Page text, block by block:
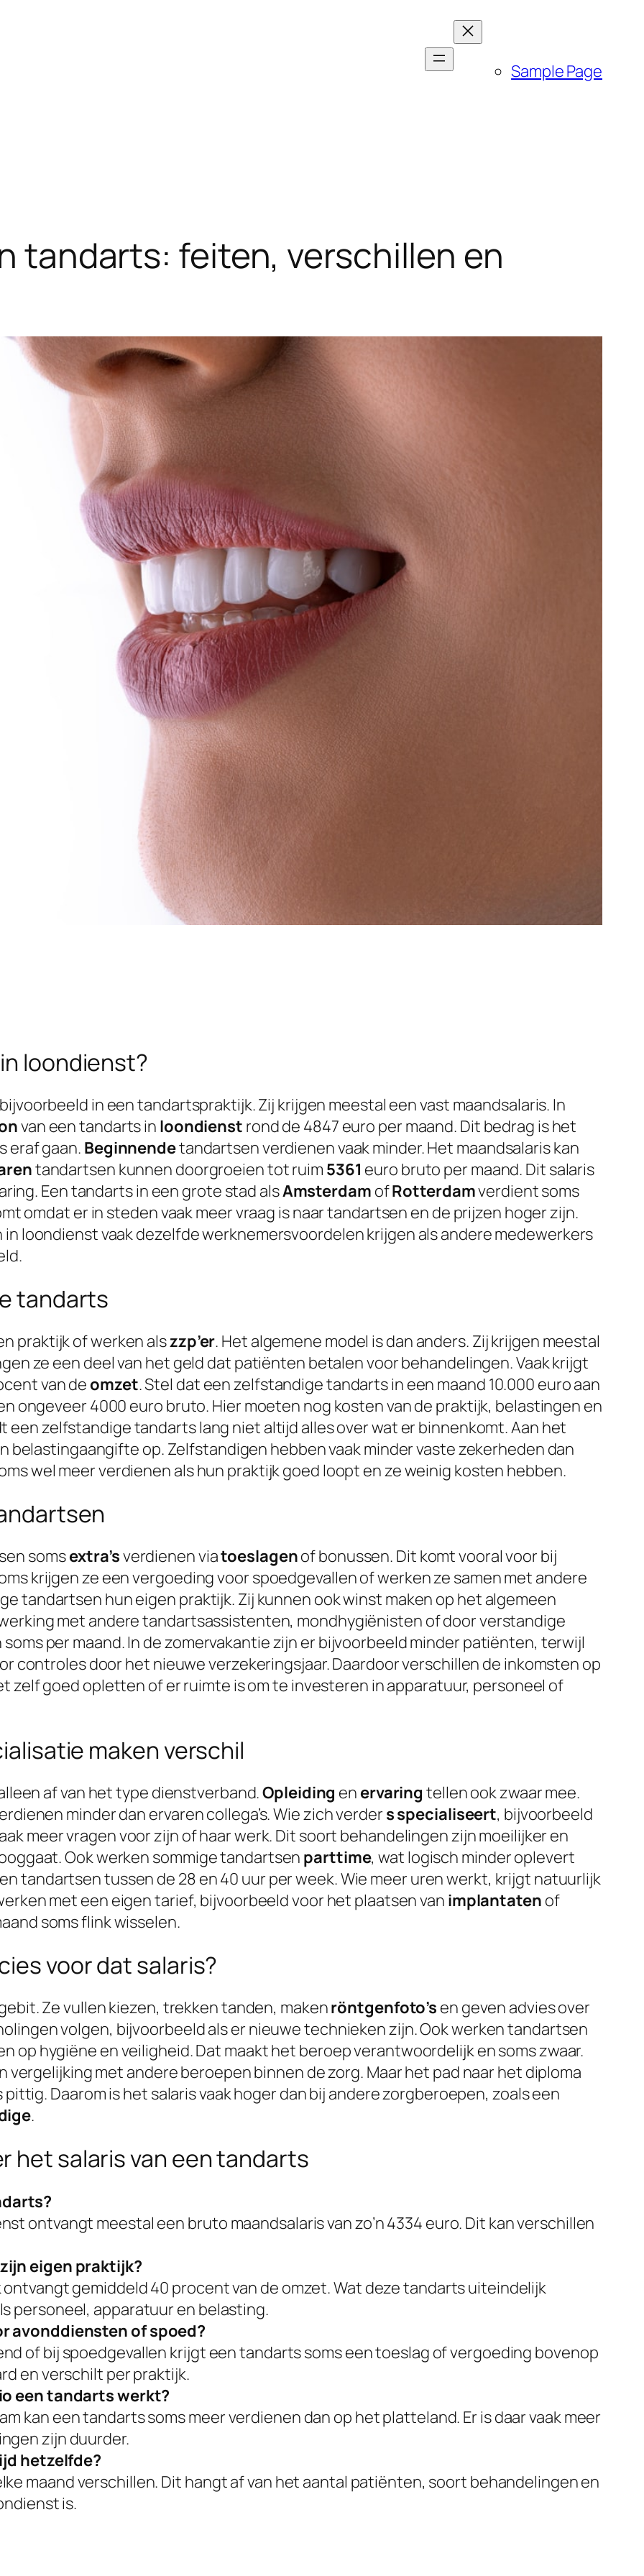
Sample Page
tandarts: feiten, verschillen en
loondienst?
in een tandartspraktijk. Zij krijgen meestal een vast maandsalaris. In
van een tandarts in loondienst rond de 4847 euro per maand. Dit bedrag is het
eraf gaan. Beginnendetandartsen verdienen vaak minder. Het maandsalaris kan
tandartsen kunnen doorgroeien tot ruim 5361 euro bruto per maand. Dit salaris
Een tandarts in een grote stad alsAmsterdam ofRotterdamverdient soms
omdat er in steden vaak meer vraag is naar tandartsen en de prijzen hoger zijn.
loondienst vaak dezelfde werknemersvoordelen krijgen als andere medewerkers
tandarts
praktijk of werken alszzp’er. Het algemene model is dan anders. Zij krijgen meestal
ze een deel van het geld dat patiënten betalen voor behandelingen. Vaak krijgt
van de omzet. Stel dat een zelfstandige tandarts in een maand 10.000 euro aan
ongeveer 4000 euro bruto. Hier moeten nog kosten van de praktijk, belastingen en
een zelfstandige tandarts lang niet altijd alles over wat er binnenkomt. Aan het
belastingaangifte op. Zelfstandigen hebben vaak minder vaste zekerheden dan
wel meer verdienen als hun praktijk goed loopt en ze weinig kosten hebben.
somsextra’sverdienen viatoeslagenof bonussen. Dit komt vooral voor bij
krijgen ze een vergoeding voor spoedgevallen of werken ze samen met andere
tandartsen hun eigen praktijk. Zij kunnen ook winst maken op het algemeen
met andere tandartsassistenten, mondhygiënisten of door verstandige
per maand. In de zomervakantie zijn er bijvoorbeeld minder patiënten, terwijl
controles door het nieuwe verzekeringsjaar. Daardoor verschillen de inkomsten op
zelf goed opletten of er ruimte is om te investeren in apparatuur, personeel of
maken verschil
af van het type dienstverband.Opleiding en ervaring tellen ook zwaar mee.
minder dan ervaren collega’s. Wie zich verder s specialiseert, bijvoorbeeld
meer vragen voor zijn of haar werk. Dit soort behandelingen zijn moeilijker en
Ook werken sommige tandartsenparttime, wat logisch minder oplevert
tandartsen tussen de 28 en 40 uur per week. Wie meer uren werkt, krijgt natuurlijk
met een eigen tarief, bijvoorbeeld voor het plaatsen van implantaten of
soms flink wisselen.
voor dat salaris?
Ze vullen kiezen, trekken tanden, makenröntgenfoto’s en geven advies over
volgen, bijvoorbeeld als er nieuwe technieken zijn. Ook werken tandartsen
op hygiëne en veiligheid. Dat maakt het beroep verantwoordelijk en soms zwaar.
vergelijking met andere beroepen binnen de zorg. Maar het pad naar het diploma
Daarom is het salaris vaak hoger dan bij andere zorgberoepen, zoals een
.
het salaris van een tandarts
ontvangt meestal een bruto maandsalaris van zo’n 4334 euro. Dit kan verschillen
eigen praktijk?
gemiddeld 40 procent van de omzet. Wat deze tandarts uiteindelijk
personeel, apparatuur en belasting.
avonddiensten of spoed?
of bij spoedgevallen krijgt een tandarts soms een toeslag of vergoeding bovenop
en verschilt per praktijk.
een tandarts werkt?
kan een tandarts soms meer verdienen dan op het platteland. Er is daar vaak meer
zijn duurder.
hetzelfde?
maand verschillen. Dit hangt af van het aantal patiënten, soort behandelingen en
is.